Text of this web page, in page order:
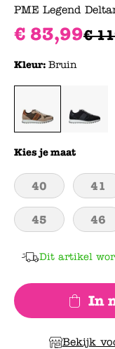
PME Legend
€ 83,99€
Kleur: Bruin
Kies je maat
40 41
45 46
Dit artikel
In
Bekijk